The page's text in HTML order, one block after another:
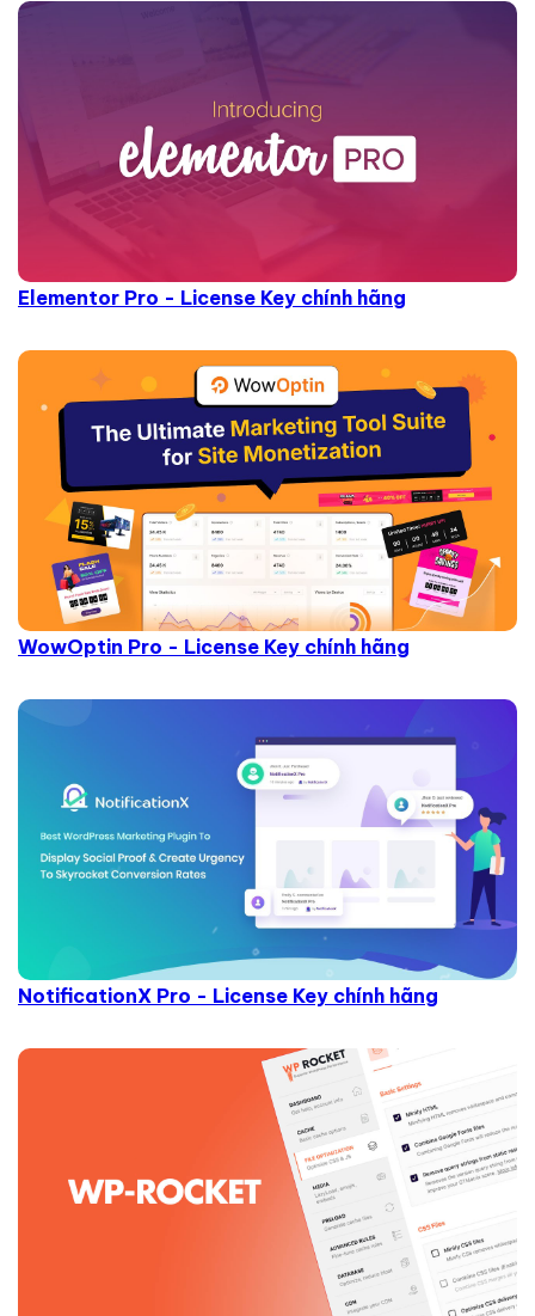
Elementor Pro - License Key chính hãng
WowOptin Pro - License Key chính hãng
NotificationX Pro - License Key chính hãng